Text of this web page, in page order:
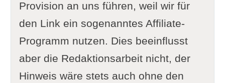
Provision an uns führen, weil wir für
den Link ein sogenanntes Affiliate-
Programm nutzen. Dies beeinflusst
aber die Redaktionsarbeit nicht, der
Hinweis wäre stets auch ohne den